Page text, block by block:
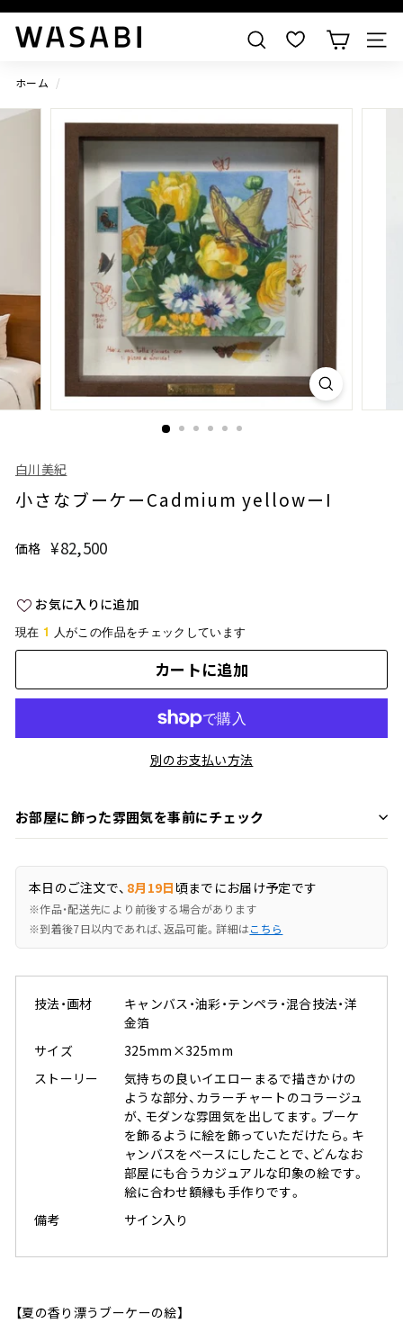
すべての作品を見る
W
S
A
検索
ホーム /
白川美紀
小さなブーケーCadmium yellowーI
価格
通
格
¥82,500
お気に入りに追加
現在 1 人がこの作品をチェックしています
カートに追加
別のお支払い方法
お部屋に飾った雰囲気を事前にチェック
本日のご注文で、 8月19日 頃までにお届け予定です
※作品・配送先により前後する場合があります
※到着後7日以内であれば、返品可能。詳細はこちら
技法・画材
キャンバス・油彩・テンペラ・混合技法・洋
金箔
サイズ
325mm×325mm
ストーリー
気持ちの良いイエローまるで描きかけの
ような部分、カラーチャートのコラージュ
が、モダンな雰囲気を出してます。ブーケ
を飾るように絵を飾っていただけたら。キ
ャンバスをベースにしたことで、どんなお
部屋にも合うカジュアルな印象の絵です。
絵に合わせ額縁も手作りです。
備考
サイン入り
【夏の香り漂うブーケーの絵】